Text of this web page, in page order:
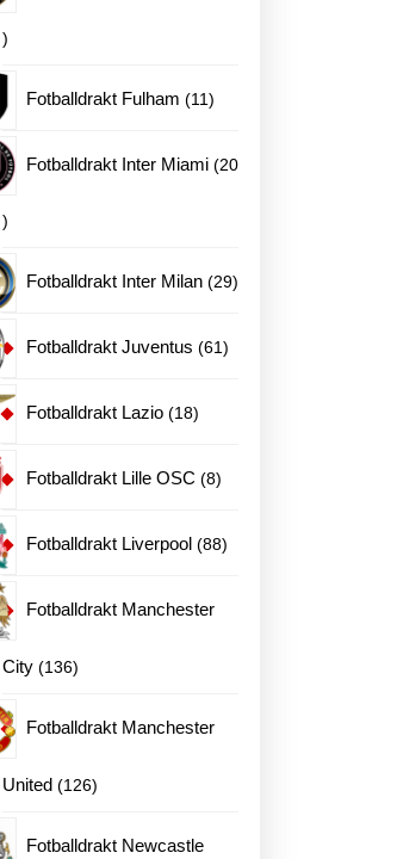
21
produkter
Fotballdrakt Fulham 1111
Fotballdrakt Inter Miami 20
20
produkter
Fotballdrakt Inter Milan 2929
Fotballdrakt Juventus 6161
Fotballdrakt Lazio 1818
Fotballdrakt Lille OSC 88
Fotballdrakt Liverpool 8888
Fotballdrakt Manchester
City 136136
Fotballdrakt Manchester
United 126126
Fotballdrakt Newcastle